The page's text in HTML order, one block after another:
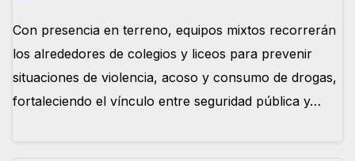
Con presencia en terreno, equipos mixtos recorrerán
los alrededores de colegios y liceos para prevenir
situaciones de violencia, acoso y consumo de drogas,
fortaleciendo el vínculo entre seguridad pública y…